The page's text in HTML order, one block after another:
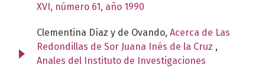
XVI, número 61, año 1990
Clementina Díaz y de Ovando, Acerca de Las
Redondillas de Sor Juana Inés de la Cruz ,
Anales del Instituto de Investigaciones